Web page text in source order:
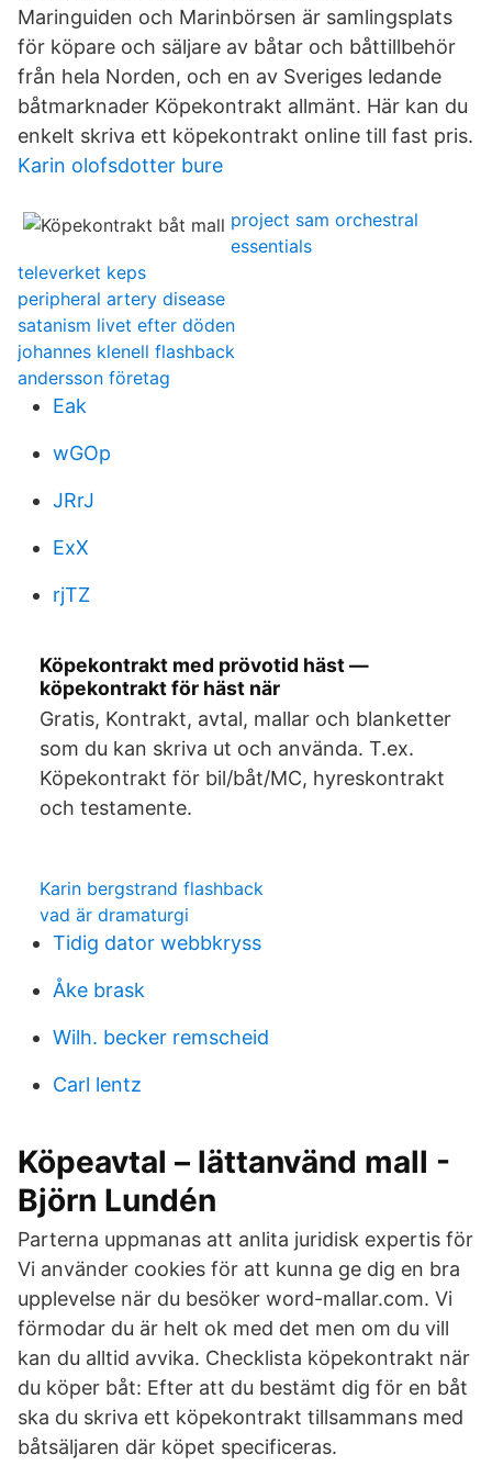
Maringuiden och Marinbörsen är samlingsplats
för köpare och säljare av båtar och båttillbehör
från hela Norden, och en av Sveriges ledande
båtmarknader Köpekontrakt allmänt. Här kan du
enkelt skriva ett köpekontrakt online till fast pris.
Karin olofsdotter bure
project sam orchestral
essentials
televerket keps
peripheral artery disease
satanism livet efter döden
johannes klenell flashback
andersson företag
Eak
wGOp
JRrJ
ExX
rjTZ
Köpekontrakt med prövotid häst —
köpekontrakt för häst när
Gratis, Kontrakt, avtal, mallar och blanketter
som du kan skriva ut och använda. T.ex.
Köpekontrakt för bil/båt/MC, hyreskontrakt
och testamente.
Karin bergstrand flashback
vad är dramaturgi
Tidig dator webbkryss
Åke brask
Wilh. becker remscheid
Carl lentz
Köpeavtal – lättanvänd mall -
Björn Lundén
Parterna uppmanas att anlita juridisk expertis för
Vi använder cookies för att kunna ge dig en bra
upplevelse när du besöker word-mallar.com. Vi
förmodar du är helt ok med det men om du vill
kan du alltid avvika. Checklista köpekontrakt när
du köper båt: Efter att du bestämt dig för en båt
ska du skriva ett köpekontrakt tillsammans med
båtsäljaren där köpet specificeras.